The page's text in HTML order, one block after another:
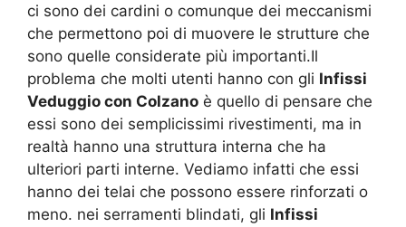
ci sono dei cardini o comunque dei meccanismi
che permettono poi di muovere le strutture che
sono quelle considerate più importanti.Il
problema che molti utenti hanno con gli Infissi
Veduggio con Colzano è quello di pensare che
essi sono dei semplicissimi rivestimenti, ma in
realtà hanno una struttura interna che ha
ulteriori parti interne. Vediamo infatti che essi
hanno dei telai che possono essere rinforzati o
meno. nei serramenti blindati, gli Infissi